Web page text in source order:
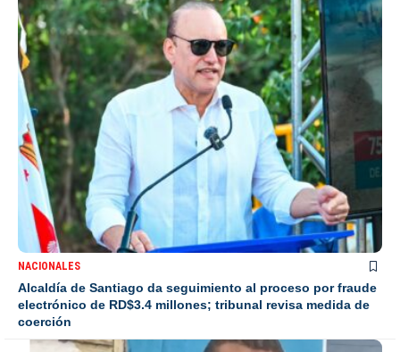
NACIONALES
Alcaldía de Santiago da seguimiento al proceso por fraude
electrónico de RD$3.4 millones; tribunal revisa medida de
coerción